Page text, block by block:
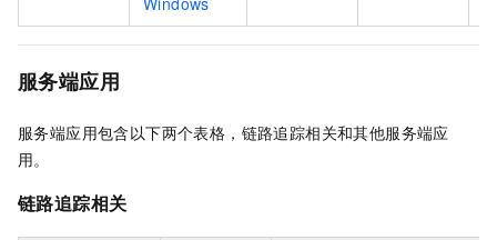
服务端应用
服务端应用包含以下两个表格，链路追踪相关和其他服务端应
用。
链路追踪相关